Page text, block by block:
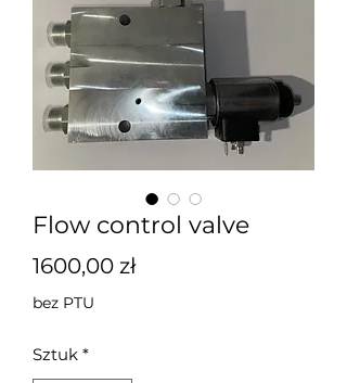
Flow control valve
1600,00 złCena
bez PTU
Sztuk *